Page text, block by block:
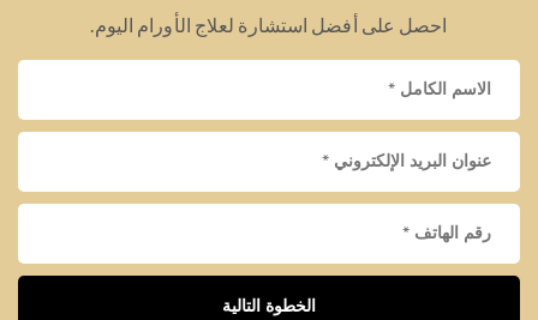
احصل على أفضل استشارة لعلاج الأورام اليوم.
الخطوة التالية